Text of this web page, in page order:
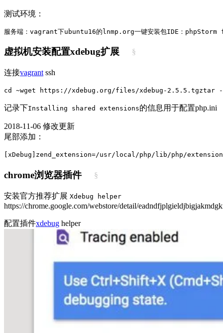
测试环境：
服务端：vagrant下ubuntu16的lnmp.org一键安装包IDE：phpStorm
虚拟机安装配置xdebug扩展 §
连接vagrant ssh
cd ~wget https://xdebug.org/files/xdebug-2.5.5.tgztar -
记录下Installing shared extensions的信息用于配置php.ini
2018-11-06 修改更新
尾部添加：
[xDebug] zend_extension=/usr/local/php/lib/php/
chrome浏览器插件 §
安装官方推荐扩展 Xdebug helper
https://chrome.google.com/webstore/detail/
配置插件xdebug helper